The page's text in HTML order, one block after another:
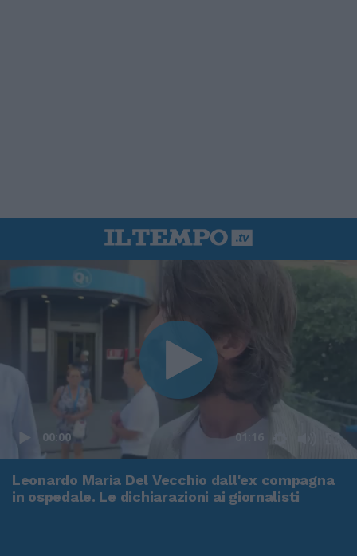
00:00 01:16
Leonardo Maria Del Vecchio dall'ex compagna
in ospedale. Le dichiarazioni ai giornalisti